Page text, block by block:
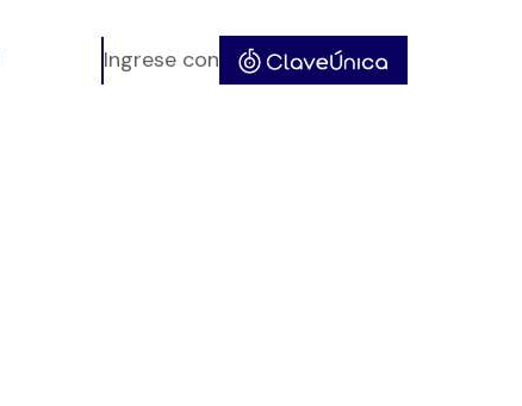
Ingrese con